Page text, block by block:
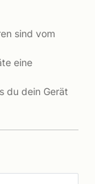
sind vom
eine
du dein Gerät